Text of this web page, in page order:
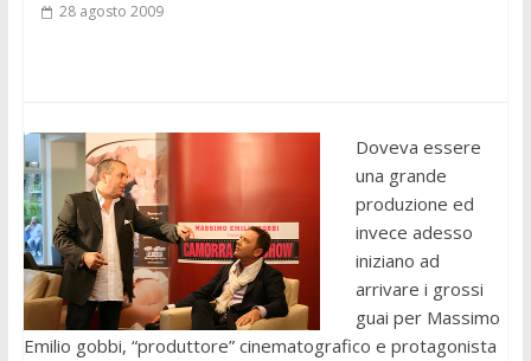
28 agosto 2009
Doveva essere
una grande
produzione ed
invece adesso
iniziano ad
arrivare i grossi
guai per Massimo
Emilio gobbi, “produttore” cinematografico e protagonista